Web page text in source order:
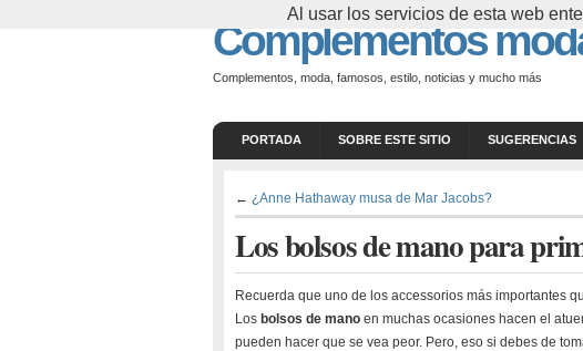
Complementos
Complementos, moda, famosos, estilo, noticias y mucho más
PORTADA SOBRE ESTE SITIO SUGERENCIAS
← ¿Anne Hathaway musa de Mar Jacobs?
Los bolsos de mano para
Recuerda que uno de los accessorios más importantes
Los bolsos de mano en muchas ocasiones hacen el
pueden hacer que se vea peor. Pero, eso si debes de
Al usar los servicios de esta web